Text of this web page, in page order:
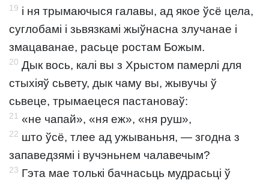
19 і ня трымаючыся галавы, ад якое ўсё цела,
суглобамі і зьвязкамі жыўнасна злучанае і
змацаванае, расьце ростам Божым.
20 Дык вось, калі вы з Хрыстом памерлі для
стыхіяў сьвету, дык чаму вы, жывучы ў
сьвеце, трымаецеся пастановаў:
21 «не чапай», «ня еж», «ня руш»,
22 што ўсё, тлее ад ужываньня, — згодна з
запаведзямі і вучэньнем чалавечым?
23 Гэта мае толькі бачнасьць мудрасьці ў